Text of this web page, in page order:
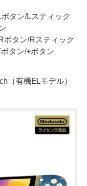
タン/Lスティック
タン/Rスティック
タン/+ボタン
（有機ELモデル）